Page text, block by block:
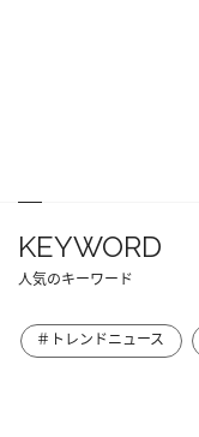
KEYWORD
人気のキーワード
＃トレンドニュース